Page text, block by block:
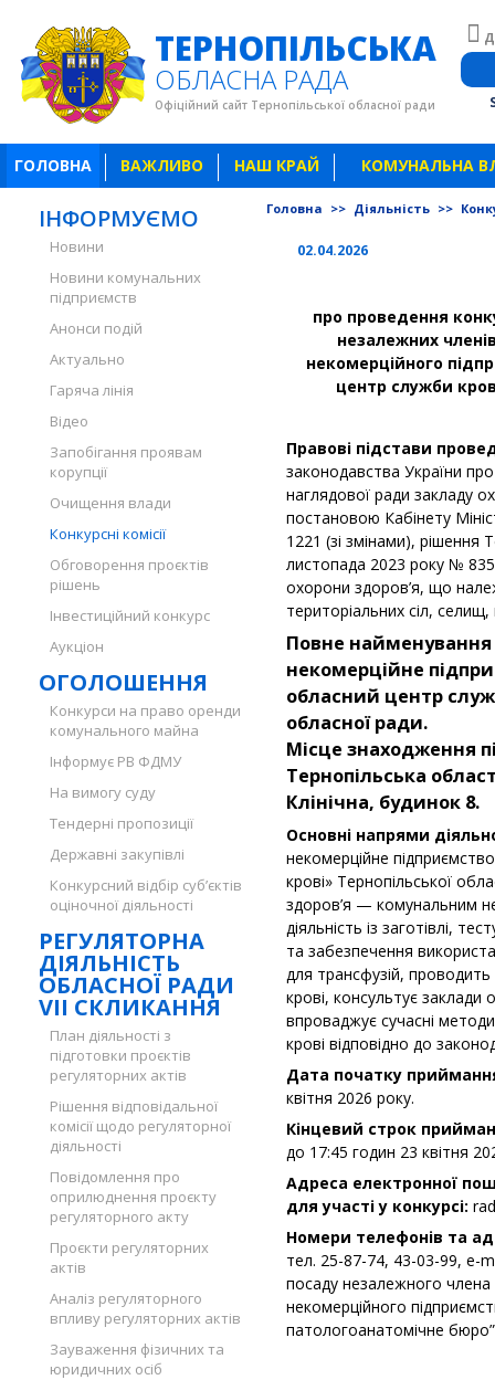
ТЕРНОПІЛЬСЬКА
ОБЛАСНА РАДА
Офіційний сайт Тернопільської обласної ради
ГОЛОВНА ВАЖЛИВО НАШ КРАЙ КОМУНАЛЬНА
ІНФОРМУЄМО
Новини
Новини комунальних
підприємств
Анонси подій
Актуально
Гаряча лінія
Відео
Запобігання проявам
корупції
Очищення влади
Конкурсні комісії
Обговорення проєктів
рішень
Інвестиційний конкурс
Аукціон
ОГОЛОШЕННЯ
Конкурси на право оренди
комунального майна
Інформує РВ ФДМУ
На вимогу суду
Тендерні пропозиції
Державні закупівлі
Конкурсний відбір суб’єктів
оціночної діяльності
РЕГУЛЯТОРНА
ДІЯЛЬНІСТЬ
ОБЛАСНОЇ РАДИ
VII СКЛИКАННЯ
План діяльності з
підготовки проєктів
регуляторних актів
Рішення відповідальної
комісії щодо регуляторної
діяльності
Повідомлення про
оприлюднення проєкту
регуляторного акту
Проєкти регуляторних
актів
Аналіз регуляторного
впливу регуляторних актів
Зауваження фізичних та
юридичних осіб
Головна >> Діяльність >>
02.04.2026
про проведення
незалежних
некомерційного
центр служби
Правові підстави
законодавства України
наглядової ради закладу
постановою Кабінету
1221 (зі змінами), рішення
листопада 2023 року №
охорони здоров’я, що
територіальних сіл, селищ,
Повне
некомерційне
обласний центр
обласної ради.
Місце знаходження
Тернопільська
Клінічна, будинок 8.
Основні напрями
некомерційне
крові» Тернопільської
здоров’я — комунальним
діяльність із заготівлі,
та забезпечення
для трансфузій,
крові, консультує
впроваджує сучасні
крові відповідно до
Дата початку
квітня 2026 року.
Кінцевий строк
до 17:45 годин 23 квітня
Адреса електронної
для участі у конкурсі:
Номери телефонів та
тел. 25-87-74, 43-03-99, e-
посаду незалежного
некомерційного
патологоанатомічне